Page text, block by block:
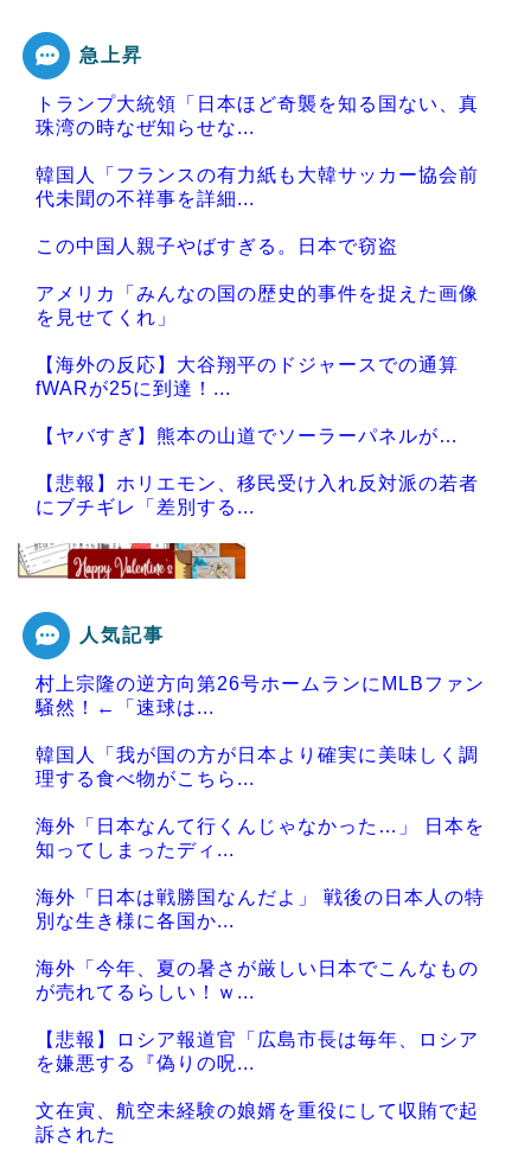
急上昇
トランプ大統領「日本ほど奇襲を知る国ない、真
珠湾の時なぜ知らせな...
韓国人「フランスの有力紙も大韓サッカー協会前
代未聞の不祥事を詳細...
この中国人親子やばすぎる。日本で窃盗
アメリカ「みんなの国の歴史的事件を捉えた画像
を見せてくれ」
【海外の反応】大谷翔平のドジャースでの通算
fWARが25に到達！...
【ヤバすぎ】熊本の山道でソーラーパネルが…
【悲報】ホリエモン、移民受け入れ反対派の若者
にブチギレ「差別する...
Powered by livedoor 相互RSS
人気記事
村上宗隆の逆方向第26号ホームランにMLBファン
騒然！←「速球は...
韓国人「我が国の方が日本より確実に美味しく調
理する食べ物がこちら...
海外「日本なんて行くんじゃなかった…」 日本を
知ってしまったディ...
海外「日本は戦勝国なんだよ」 戦後の日本人の特
別な生き様に各国か...
海外「今年、夏の暑さが厳しい日本でこんなもの
が売れてるらしい！ｗ...
【悲報】ロシア報道官「広島市長は毎年、ロシア
を嫌悪する『偽りの呪...
文在寅、航空未経験の娘婿を重役にして収賄で起
訴された